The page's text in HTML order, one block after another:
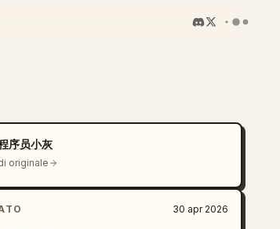
序员小灰
originale
30 apr 2026